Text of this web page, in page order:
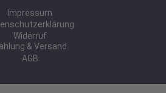
Impressum
Widerruf
& Versand
AGB